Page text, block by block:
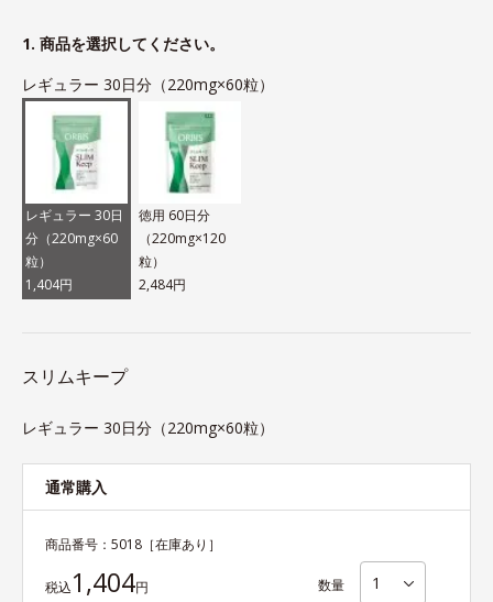
1. 商品を選択してください。
レギュラー 30日分（220mg×60粒）
レギュラー 30日
分（220mg×60
粒）
1,404円
徳用 60日分
（220mg×120
粒）
2,484円
スリムキープ
レギュラー 30日分（220mg×60粒）
通常購入
商品番号： 5018 ［在庫あり］
税込1,404円 数量